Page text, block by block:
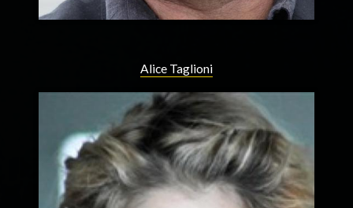
Alice Taglioni